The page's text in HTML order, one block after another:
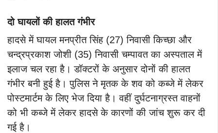
दो घायलों की हालत गंभीर
हादसे में घायल मनप्रीत सिंह (27) निवासी किच्छा और
चन्द्रप्रकाश जोशी (35) निवासी चम्पावत का अस्पताल में
इलाज चल रहा है। डॉक्टरों के अनुसार दोनों की हालत
गंभीर बनी हुई है।पुलिस ने मृतक के शव को कब्जे में लेकर
पोस्टमार्टम के लिए भेज दिया है। वहीं दुर्घटनाग्रस्त वाहनों
को भी कब्जे में लेकर हादसे के कारणों की जांच शुरू कर दी
गई है।